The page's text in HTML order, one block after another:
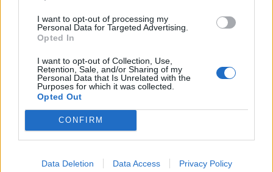
I want to opt-out of processing my
Personal Data for Targeted Advertising.
Opted In
I want to opt-out of Collection, Use,
Retention, Sale, and/or Sharing of my
Personal Data that Is Unrelated with the
Purposes for which it was collected.
Opted Out
CONFIRM
Data Deletion Data Access Privacy Policy
Coimbra no centro das grandes decisões da